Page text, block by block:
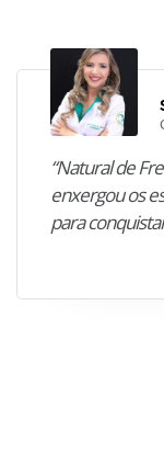
“Natural de
enxergou os
para